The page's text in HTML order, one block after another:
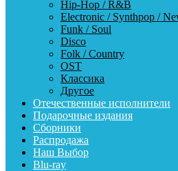
Hip-Hop / R&B
Electronic / Synthpop /
Funk / Soul
Disco
Folk / Country
OST
Классика
Другое
Отечественные исполнители
Подарочные издания
Сборники
Распродажа
Наш Выбор
Blu-ray